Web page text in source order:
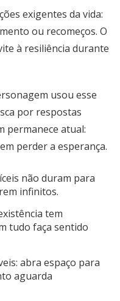
exigentes da vida:
ou recomeços. O
à resiliência durante
usou esse
por respostas
permanece atual:
perder a esperança.
não duram para
infinitos.
tem
tudo faça sentido
abra espaço para
aguarda